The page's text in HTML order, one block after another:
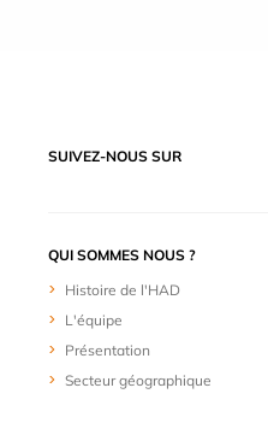
SUIVEZ-NOUS SUR
QUI SOMMES NOUS ?
Histoire de l'HAD
L'équipe
Présentation
Secteur géographique